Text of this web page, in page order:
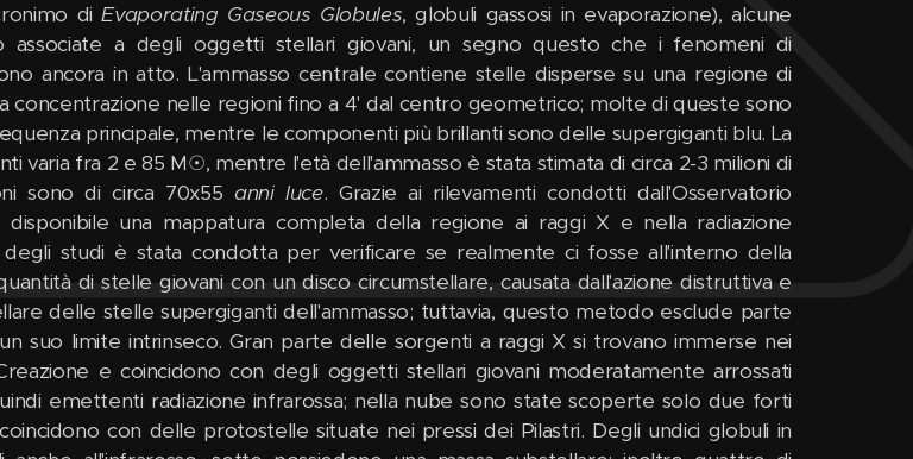
diEvaporating Gaseous Globules, globuli gassosi in evaporazione), alcune
associate a degli oggetti stellari giovani, un segno questo che i fenomeni di
ancora in atto. L'ammasso centrale contiene stelle disperse su una regione di
concentrazione nelle regioni fino a 4' dal centro geometrico; molte di queste sono
principale, mentre le componenti più brillanti sono delle supergiganti blu. La
varia fra 2 e 85 M☉, mentre l'età dell'ammasso è stata stimata di circa 2-3 milioni di
sono di circa 70x55 anni luce. Grazie ai rilevamenti condotti dall'Osservatorio
una mappatura completa della regione ai raggi X e nella radiazione
degli studi è stata condotta per verificare se realmente ci fosse all'interno della
di stelle giovani con un disco circumstellare, causata dall'azione distruttiva e
delle stelle supergiganti dell'ammasso; tuttavia, questo metodo esclude parte
suo limite intrinseco. Gran parte delle sorgenti a raggi X si trovano immerse nei
e coincidono con degli oggetti stellari giovani moderatamente arrossati
emettenti radiazione infrarossa; nella nube sono state scoperte solo due forti
con delle protostelle situate nei pressi dei Pilastri. Degli undici globuli in